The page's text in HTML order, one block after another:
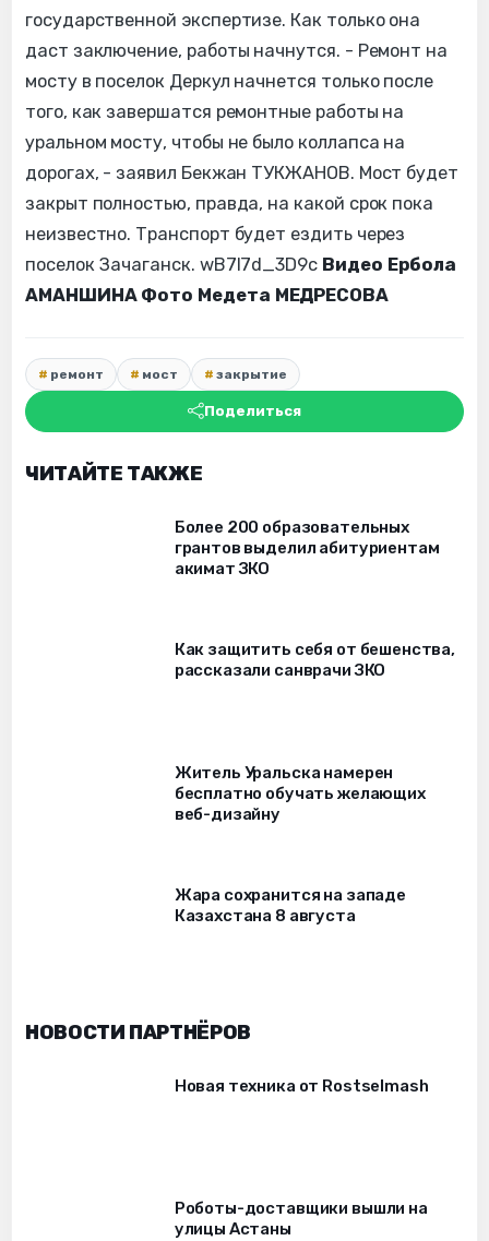
государственной экспертизе. Как только она
даст заключение, работы начнутся. - Ремонт на
мосту в поселок Деркул начнется только после
того, как завершатся ремонтные работы на
уральном мосту, чтобы не было коллапса на
дорогах, - заявил Бекжан ТУКЖАНОВ. Мост будет
закрыт полностью, правда, на какой срок пока
неизвестно. Транспорт будет ездить через
поселок Зачаганск. wB7l7d_3D9c Видео Ербола
АМАНШИНА Фото Медета МЕДРЕСОВА
ремонт мост закрытие
Поделиться
ЧИТАЙТЕ ТАКЖЕ
Более 200 образовательных
грантов выделил абитуриентам
акимат ЗКО
Как защитить себя от бешенства,
рассказали санврачи ЗКО
Житель Уральска намерен
бесплатно обучать желающих
веб-дизайну
Жара сохранится на западе
Казахстана 8 августа
НОВОСТИ ПАРТНЁРОВ
Новая техника от Rostselmash
Роботы-доставщики вышли на
улицы Астаны